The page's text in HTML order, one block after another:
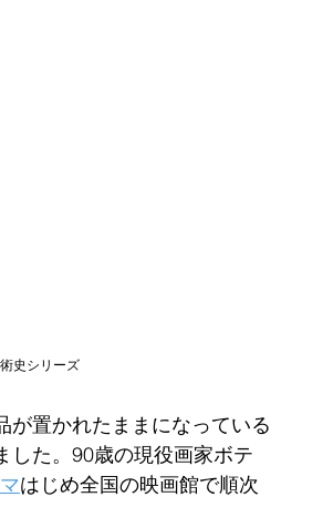
史シリーズ
が置かれたままになっている
した。90歳の現役画家ボテ
はじめ全国の映画館で順次